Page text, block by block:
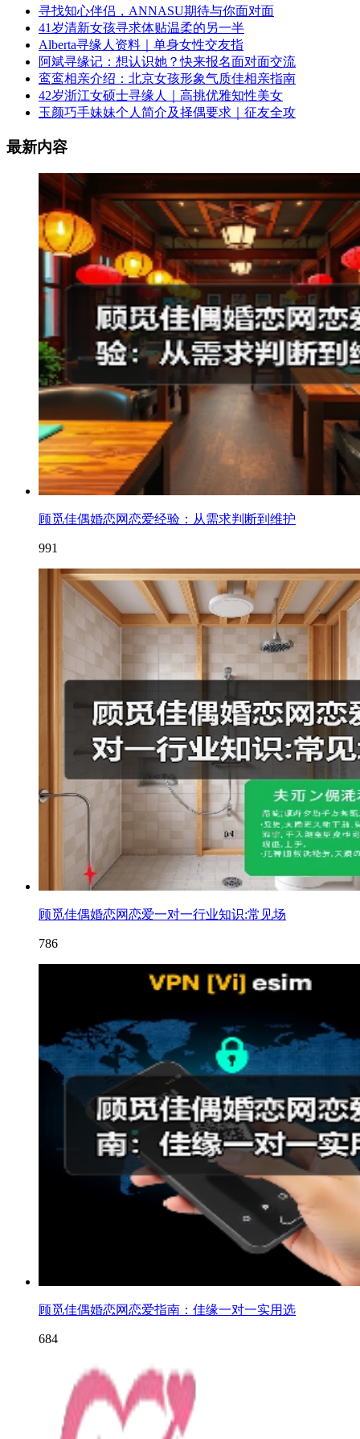
寻找知心伴侣，ANNASU期待与你面对面
41岁清新女孩寻求体贴温柔的另一半
Alberta寻缘人资料｜单身女性交友指
阿斌寻缘记：想认识她？快来报名面对面交流
鸾鸾相亲介绍：北京女孩形象气质佳相亲指南
42岁浙江女硕士寻缘人｜高挑优雅知性美女
玉颜巧手妹妹个人简介及择偶要求｜征友全攻
最新内容
顾觅佳偶婚恋网恋爱经验：从需求判断到维护
991
顾觅佳偶婚恋网恋爱一对一行业知识:常见场
786
顾觅佳偶婚恋网恋爱指南：佳缘一对一实用选
684